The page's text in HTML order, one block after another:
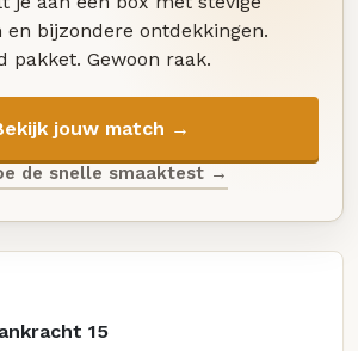
en bijzondere ontdekkingen.
pakket. Gewoon raak.
jouw match →
de snelle smaaktest →
15